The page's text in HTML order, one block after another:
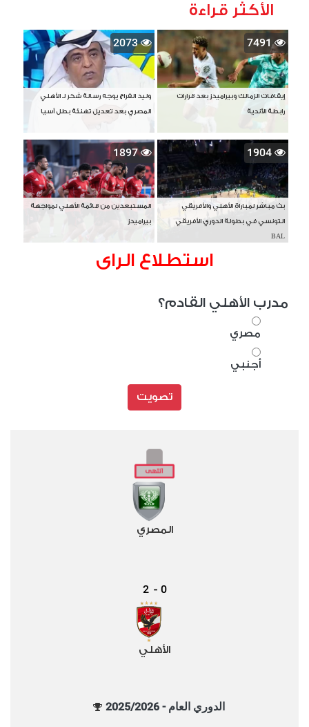
الأكثر قراءة
7491
إيقافات الزمالك وبيراميدز بعد قرارات
رابطة الأندية
2073
وليد الفراج يوجه رسالة شكر لـ الأهلي
المصري بعد تعديل تهنئة بطل آسيا
1904
بث مباشر لمباراة الأهلي والأفريقي
التونسي في بطولة الدوري الأفريقي
BAL
1897
المستبعدين من قائمة الأهلي لمواجهة
بيراميدز
استطلاع الراى
مدرب الأهلي القادم؟
مصري
أجنبي
تصويت
المصري
0
-
2
الأهلي
الدوري العام - 2025/2026